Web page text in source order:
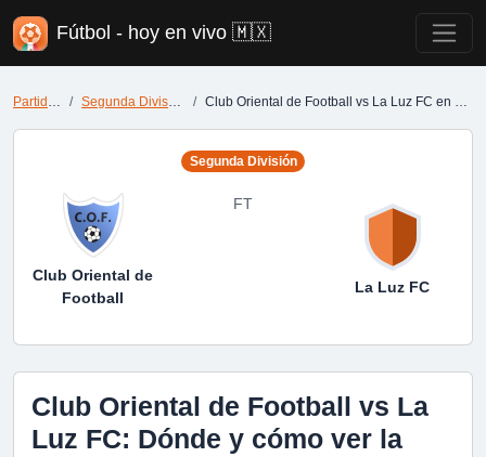
Fútbol - hoy en vivo 🇲🇽
Partidos Segunda División Club Oriental de Football vs La Luz FC en vivo
Segunda División
Club Oriental de
Football
FT
La Luz FC
Club Oriental de Football vs La
Luz FC: Dónde y cómo ver la